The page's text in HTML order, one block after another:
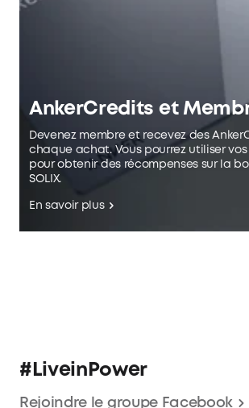
AnkerCredits et
Devenez membre et recevez des
chaque achat. Vous pourrez utiliser vos
pour obtenir des récompenses sur la
SOLIX.
En savoir plus
#LiveinPower
Rejoindre le groupe Facebook